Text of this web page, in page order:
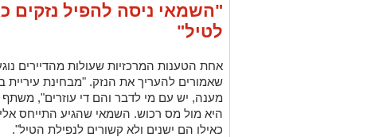
"השמאי ניסה להפיל נזקים
לטיל"
אחת הטענות המרכזיות שעולות מהדיירים
שאמורים להעריך את הנזק. "מבחינת
מענה, יש עם מי לדבר והם די עוזרים",
היא מול מס רכוש. השמאי שהגיע התייחס
כאילו הם ישנים ולא קשורים לנפילת הטיל".